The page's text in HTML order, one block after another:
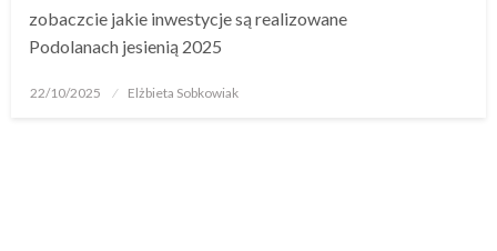
zobaczcie jakie inwestycje są realizowane
Podolanach jesienią 2025
22/10/2025 Elżbieta Sobkowiak